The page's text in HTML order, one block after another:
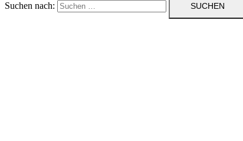
Suchen nach: